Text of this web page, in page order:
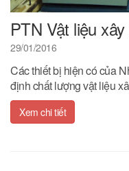
PTN Vật liệu
29/01/2016
Các thiết bị hiện có của
định chất lượng vật liệu
Xem chi tiết